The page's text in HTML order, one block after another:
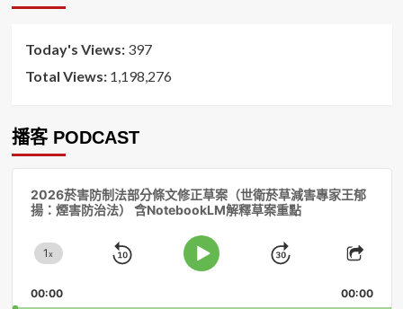
序
Today's Views: 397
Total Views: 1,198,276
播客 PODCAST
2026菸害防制法部分條文修正草案（世衛菸草減害專家王郁
揚：煙害防治法） 含NotebookLM解釋草案重點
Change
Rate
1x
Skip
Play
Jump
Forward
Share
00:00 00:00